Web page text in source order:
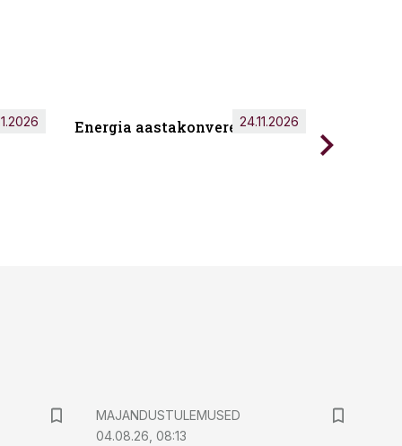
Energia aastakonverents 2026
24.11.2026
MAJANDUSTULEMUSED
04.08.26, 08:13